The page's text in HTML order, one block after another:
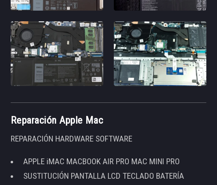
Reparación Apple Mac
REPARACIÓN HARDWARE SOFTWARE
APPLE iMAC MACBOOK AIR PRO MAC MINI PRO
SUSTITUCIÓN PANTALLA LCD TECLADO BATERÍA